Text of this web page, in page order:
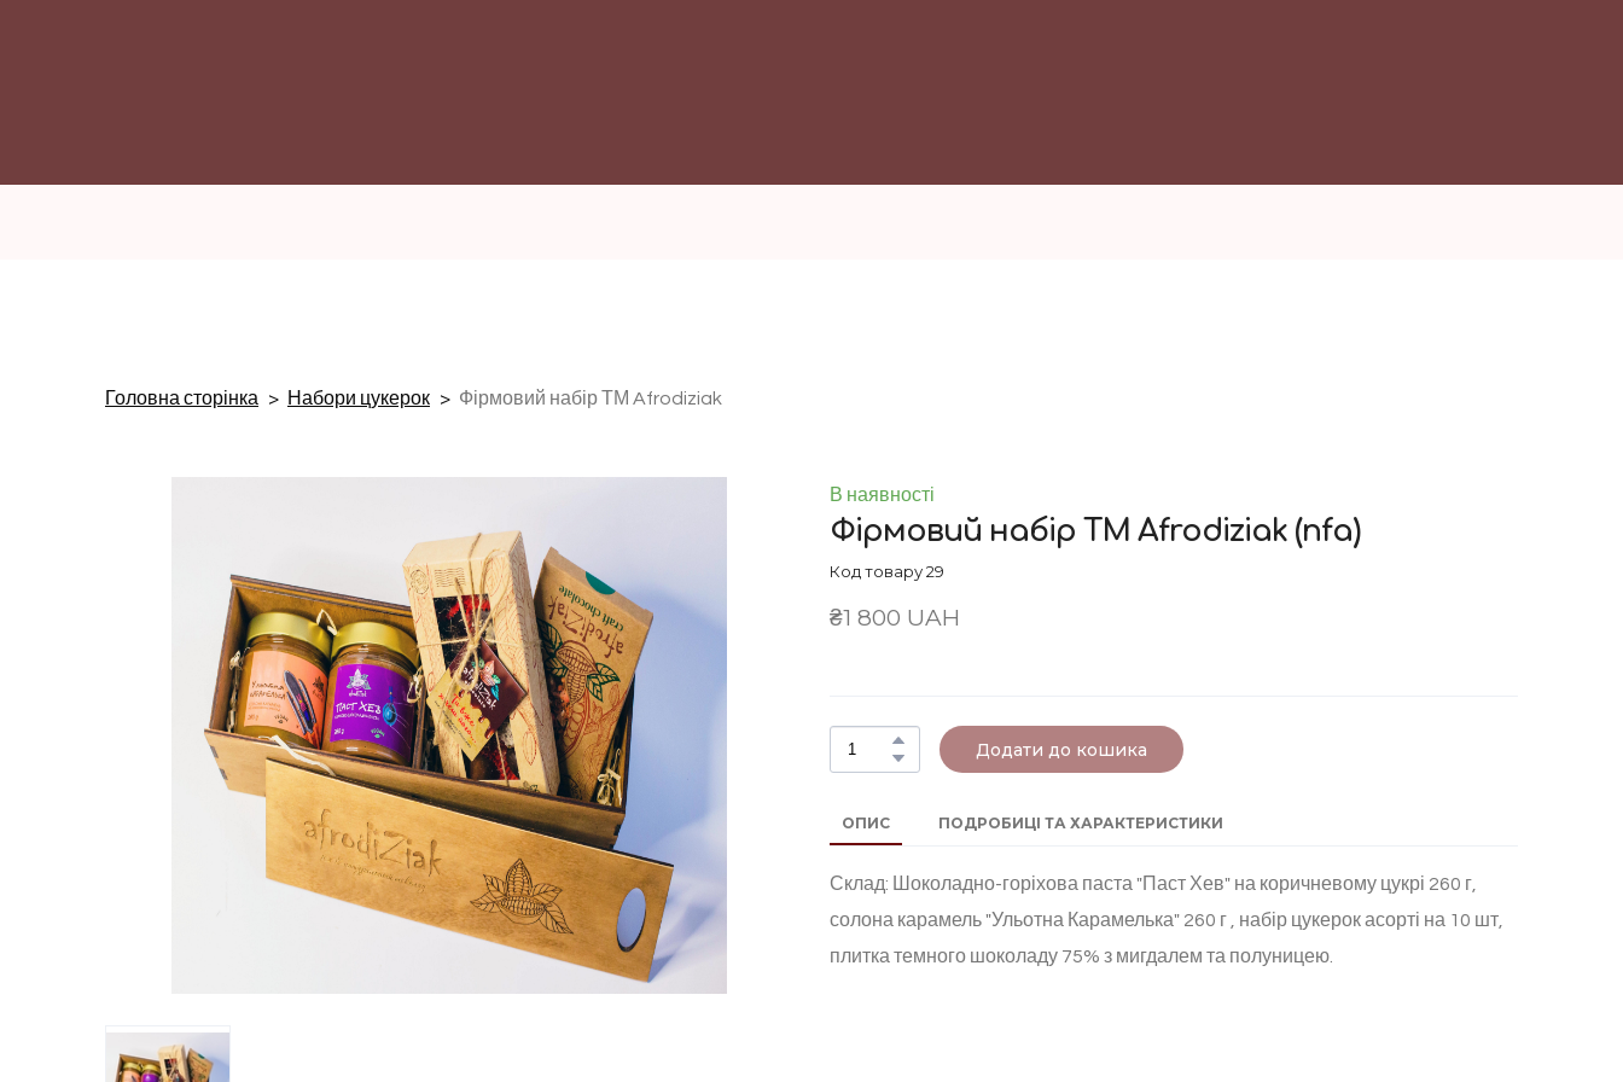
Головна сторінка Набори цукерок Фірмовий набір ТМ Afrodiziak
В наявності
Фірмовий набір ТМ Afrodiziak (nfa)
Код товару 29
₴1 800 UAH
Додати до кошика
ОПИС ПОДРОБИЦІ ТА ХАРАКТЕРИСТИКИ
Склад: Шоколадно-горіхова паста "Паст Хев" на коричневому цукрі 260 г,
солона карамель "Ульотна Карамелька" 260 г , набір цукерок асорті на 10 шт,
плитка темного шоколаду 75% з мигдалем та полуницею.